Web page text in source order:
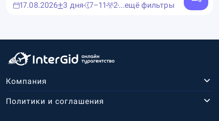
17.08.2026 3 дня 7–11 2...ещё фильтры
Компания
Политики и соглашения